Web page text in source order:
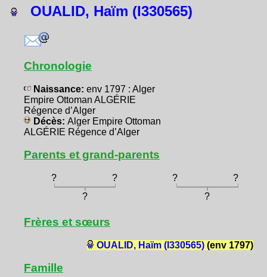
OUALID, Haïm (I330565)
Chronologie
Naissance: env 1797 : Alger
Empire Ottoman ALGÉRIE
Régence d’Alger
Décès: Alger Empire Ottoman
ALGÉRIE Régence d’Alger
Parents et grand-parents
? ? ?
?
?
?
Frères et sœurs
OUALID, Haïm (I330565)(env 1797)
Famille